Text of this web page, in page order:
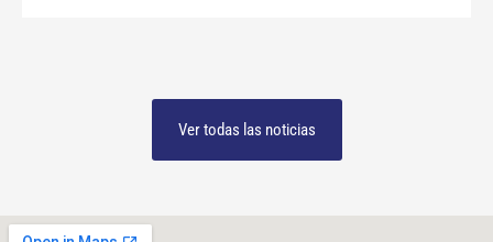
Ver todas las noticias